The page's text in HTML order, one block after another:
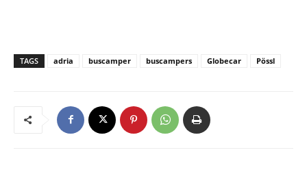
TAGS adria buscamper buscampers Globecar Pössl